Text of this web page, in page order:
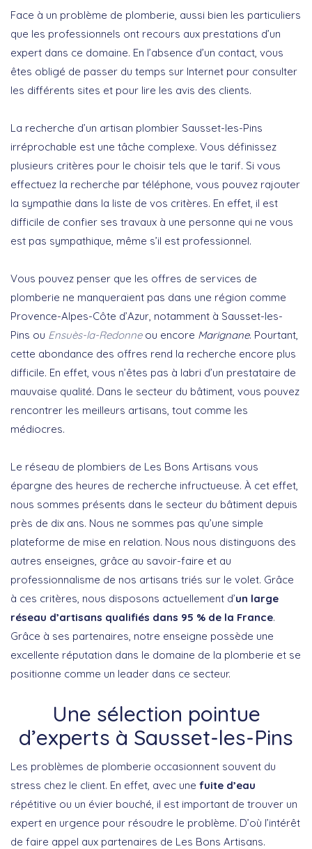
Face à un problème de plomberie, aussi bien les particuliers
que les professionnels ont recours aux prestations d’un
expert dans ce domaine. En l’absence d’un contact, vous
êtes obligé de passer du temps sur Internet pour consulter
les différents sites et pour lire les avis des clients.
La recherche d’un artisan plombier Sausset-les-Pins
irréprochable est une tâche complexe. Vous définissez
plusieurs critères pour le choisir tels que le tarif. Si vous
effectuez la recherche par téléphone, vous pouvez rajouter
la sympathie dans la liste de vos critères. En effet, il est
difficile de confier ses travaux à une personne qui ne vous
est pas sympathique, même s’il est professionnel.
Vous pouvez penser que les offres de services de
plomberie ne manqueraient pas dans une région comme
Provence-Alpes-Côte d’Azur, notamment à Sausset-les-
Pins ou Ensuès-la-Redonneou encore Marignane. Pourtant,
cette abondance des offres rend la recherche encore plus
difficile. En effet, vous n’êtes pas à labri d’un prestataire de
mauvaise qualité. Dans le secteur du bâtiment, vous pouvez
rencontrer les meilleurs artisans, tout comme les
médiocres.
Le réseau de plombiers de Les Bons Artisans vous
épargne des heures de recherche infructueuse. À cet effet,
nous sommes présents dans le secteur du bâtiment depuis
près de dix ans. Nous ne sommes pas qu’une simple
plateforme de mise en relation. Nous nous distinguons des
autres enseignes, grâce au savoir-faire et au
professionnalisme de nos artisans triés sur le volet. Grâce
à ces critères, nous disposons actuellement d’un large
réseau d’artisans qualifiés dans 95 % de la France.
Grâce à ses partenaires, notre enseigne possède une
excellente réputation dans le domaine de la plomberie et se
positionne comme un leader dans ce secteur.
Une sélection pointue
d’experts à Sausset-les-Pins
Les problèmes de plomberie occasionnent souvent du
stress chez le client. En effet, avec une fuite d’eau
répétitive ou un évier bouché, il est important de trouver un
expert en urgence pour résoudre le problème. D’où l’intérêt
de faire appel aux partenaires de Les Bons Artisans.